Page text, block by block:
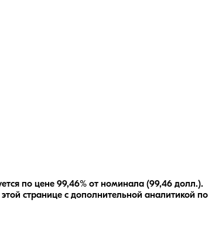
по цене 99,46% от номинала (99,46 долл.).
странице с дополнительной аналитикой по